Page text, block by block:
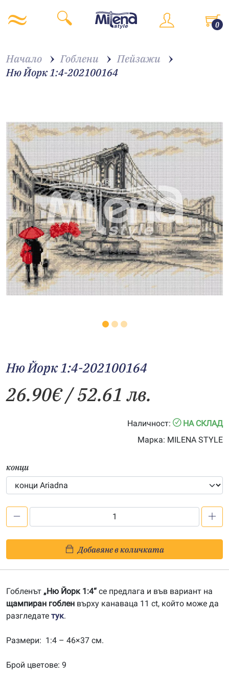
0
Начало Гоблени
Пейзажи
Ню Йорк 1:4-202100164
Ню Йорк 1:4-202100164
26.90€/ 52.61 лв.
Наличност:
НА СКЛАД
Марка: MILENA STYLE
конци
Йорк
1:4-
Добавяне в количката
Гобленът „Ню Йорк 1:4“ се предлага и във вариант на
щампиран гоблен върху канаваца 11 ct, който може да
разгледате тук.
Размери: 1:4 – 46×37 см.
Брой цветове: 9